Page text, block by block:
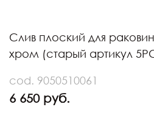
Слив плоский для
хром (старый артикул
cod. 9050510061
6 650 руб.